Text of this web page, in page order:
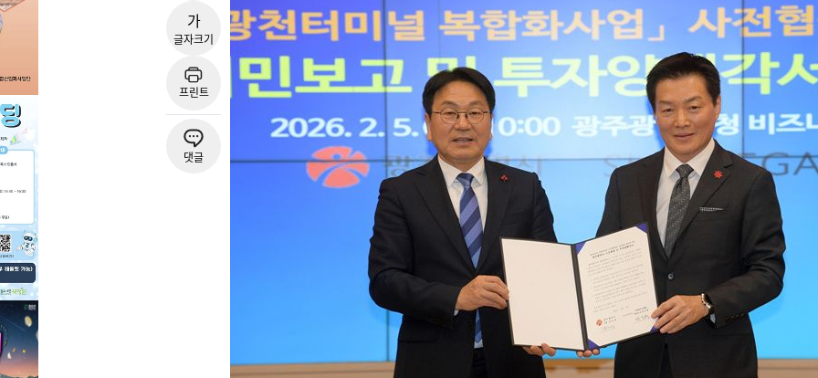
가
글자크기
프린트
댓글